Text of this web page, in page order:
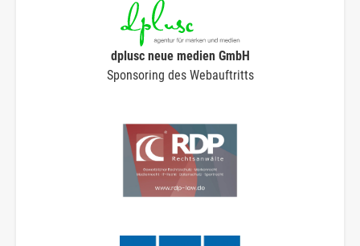
dplusc neue medien GmbH
Sponsoring des Webauftritts